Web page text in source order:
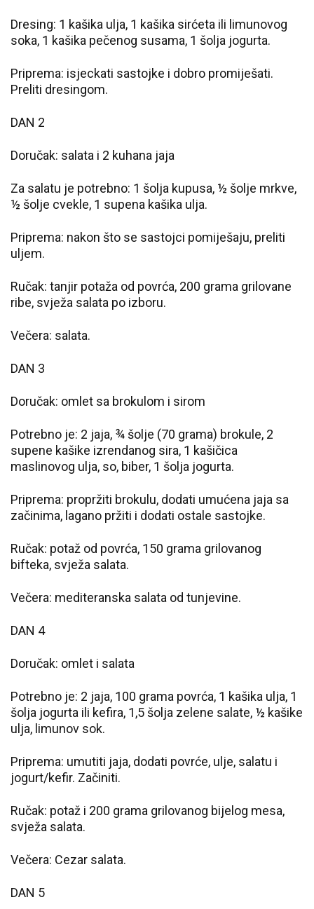
Dresing: 1 kašika ulja, 1 kašika sirćeta ili limunovog
soka, 1 kašika pečenog susama, 1 šolja jogurta.
Priprema: isjeckati sastojke i dobro promiješati.
Preliti dresingom.
DAN 2
Doručak: salata i 2 kuhana jaja
Za salatu je potrebno: 1 šolja kupusa, ½ šolje mrkve,
½ šolje cvekle, 1 supena kašika ulja.
Priprema: nakon što se sastojci pomiješaju, preliti
uljem.
Ručak: tanjir potaža od povrća, 200 grama grilovane
ribe, svježa salata po izboru.
Večera: salata.
DAN 3
Doručak: omlet sa brokulom i sirom
Potrebno je: 2 jaja, ¾ šolje (70 grama) brokule, 2
supene kašike izrendanog sira, 1 kašičica
maslinovog ulja, so, biber, 1 šolja jogurta.
Priprema: propržiti brokulu, dodati umućena jaja sa
začinima, lagano pržiti i dodati ostale sastojke.
Ručak: potaž od povrća, 150 grama grilovanog
bifteka, svježa salata.
Večera: mediteranska salata od tunjevine.
DAN 4
Doručak: omlet i salata
Potrebno je: 2 jaja, 100 grama povrća, 1 kašika ulja, 1
šolja jogurta ili kefira, 1,5 šolja zelene salate, ½ kašike
ulja, limunov sok.
Priprema: umutiti jaja, dodati povrće, ulje, salatu i
jogurt/kefir. Začiniti.
Ručak: potaž i 200 grama grilovanog bijelog mesa,
svježa salata.
Večera: Cezar salata.
DAN 5